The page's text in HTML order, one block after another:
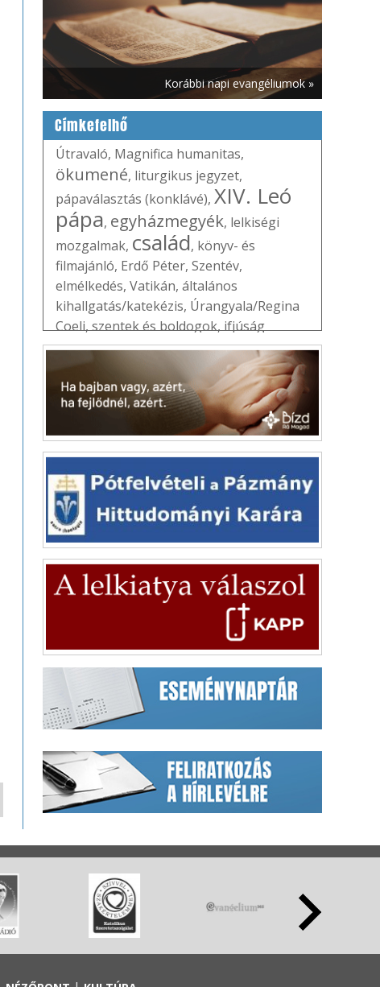
Korábbi napi evangéliumok »
Címkefelhő
Útravaló, Magnifica humanitas,
ökumené, liturgikus jegyzet,
pápaválasztás (konklávé), XIV. Leó
pápa, egyházmegyék, lelkiségi
mozgalmak, család, könyv- és
filmajánló, Erdő Péter, Szentév,
elmélkedés, Vatikán, általános
kihallgatás/katekézis, Úrangyala/Regina
Coeli,szentek és boldogok,ifjúság